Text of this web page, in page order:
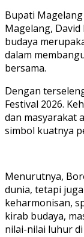
Bupati
Magelang,
budaya
dalam
bersama.
Dengan
Festival 2026.
dan masyarakat
simbol kuatnya
Menurutnya,
dunia, tetapi
keharmonisan,
kirab budaya,
nilai-nilai luhur